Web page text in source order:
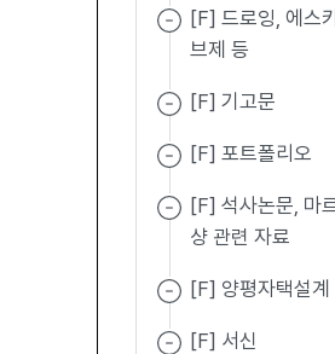
[F] 드로잉, 에스
브제 등
[F] 기고문
[F] 포트폴리오
[F] 석사논문, 마
샹 관련 자료
[F] 양평자택설계
[F] 서신